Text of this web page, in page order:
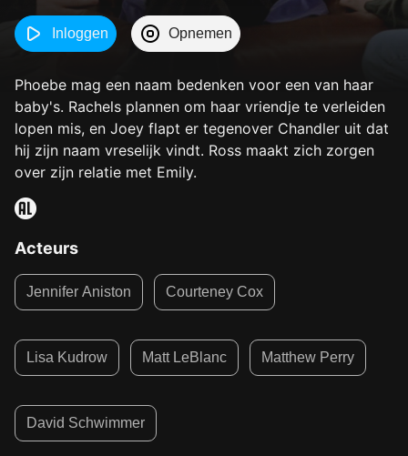
Inloggen Opnemen
Phoebe mag een naam bedenken voor een van haar
baby's. Rachels plannen om haar vriendje te verleiden
lopen mis, en Joey flapt er tegenover Chandler uit dat
hij zijn naam vreselijk vindt. Ross maakt zich zorgen
over zijn relatie met Emily.
Acteurs
Jennifer Aniston Courteney Cox
Lisa Kudrow Matt LeBlanc Matthew Perry
David Schwimmer